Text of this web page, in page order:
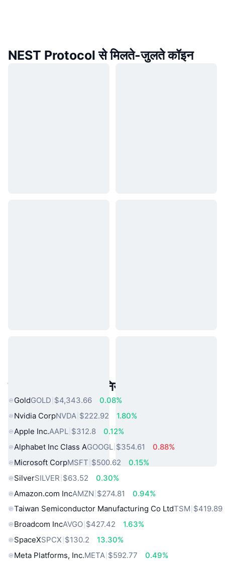
NEST Protocol से मिलते-जुलते कॉइन
लोकप्रिय वास्तविक दुनिया की संपत्तियां
GoldGOLD $4,343.66
0.08%
Nvidia CorpNVDA $222.92
1.80%
Apple Inc.AAPL $312.8
0.12%
Alphabet Inc Class AGOOGL $354.61
0.88%
Microsoft CorpMSFT $500.62
0.15%
SilverSILVER $63.52
0.30%
Amazon.com IncAMZN $274.81
0.94%
Taiwan Semiconductor Manufacturing Co LtdTSM $419.89
Broadcom IncAVGO $427.42
1.63%
SpaceXSPCX $130.2
13.30%
Meta Platforms, Inc.META $592.77
0.49%